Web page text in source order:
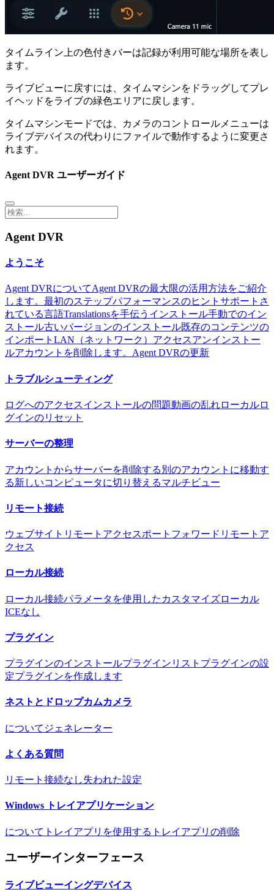
タイムライン上の色付きバーは記録が利用可能な場所を表し
ます。
ライブビューに戻すには、タイムマシンをドラッグしてプレ
イヘッドをライブの緑色エリアに戻します。
タイムマシンモードでは、カメラのコントロールメニューは
ライブデバイスの代わりにファイルで動作するように変更さ
れます。
Agent DVR ユーザーガイド
Agent DVR
ようこそ
Agent DVRについてAgent DVRの最大限の活用方法をご紹介
します。 最初のステップパフォーマンスのヒント サポートさ
れている言語Translationsを手伝う インストール手動でのイン
ストール古いバージョンのインストール既存のコンテンツの
インポート LAN（ネットワーク）アクセスアンインストー
ルアカウントを削除します。 Agent DVRの更新
トラブルシューティング
ログへのアクセスインストールの問題動画の乱れローカルロ
グインのリセット
サーバーの整理
アカウントからサーバーを削除する 別のアカウントに移動す
る新しいコンピュータに切り替えるマルチビュー
リモート接続
ウェブサイトリモートアクセスポートフォワードリモートア
クセス
ローカル接続
ローカル接続パラメータを使用したカスタマイズローカル
ICEなし
プラグイン
プラグインのインストールプラグインリスト プラグインの設
定プラグインを作成します
ネストとドロップカムカメラ
について ジェネレーター
よくある質問
リモート接続なし失われた設定
Windows トレイアプリケーション
について トレイアプリを使用する トレイアプリの削除
ユーザーインターフェース
ライブビューイングデバイス